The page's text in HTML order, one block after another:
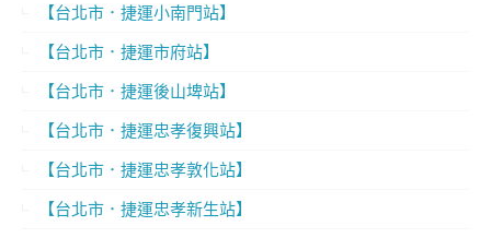
【台北市．捷運小南門站】
【台北市．捷運市府站】
【台北市．捷運後山埤站】
【台北市．捷運忠孝復興站】
【台北市．捷運忠孝敦化站】
【台北市．捷運忠孝新生站】